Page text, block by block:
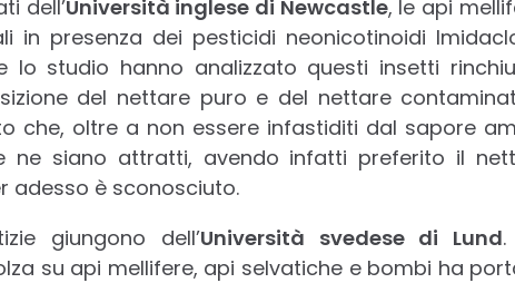
dell’Università inglese di Newcastle, le api
in presenza dei pesticidi neonicotinoidi
lo studio hanno analizzato questi insetti
del nettare puro e del nettare
che, oltre a non essere infastiditi dal sapore
ne siano attratti, avendo infatti preferito il
adesso è sconosciuto.
giungono dell’Università svedese di Lund
su api mellifere, api selvatiche e bombi ha